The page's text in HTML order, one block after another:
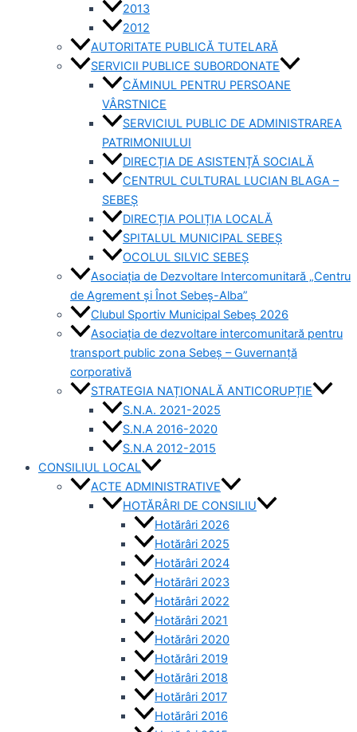
2013
2012
AUTORITATE PUBLICĂ TUTELARĂ
SERVICII PUBLICE SUBORDONATE
CĂMINUL PENTRU PERSOANE
VÂRSTNICE
SERVICIUL PUBLIC DE ADMINISTRAREA
PATRIMONIULUI
DIRECȚIA DE ASISTENȚĂ SOCIALĂ
CENTRUL CULTURAL LUCIAN BLAGA –
SEBEȘ
DIRECȚIA POLIȚIA LOCALĂ
SPITALUL MUNICIPAL SEBEȘ
OCOLUL SILVIC SEBEȘ
Asociația de Dezvoltare Intercomunitară „Centru
de Agrement și Înot Sebeș-Alba”
Clubul Sportiv Municipal Sebeș 2026
Asociația de dezvoltare intercomunitară pentru
transport public zona Sebeș – Guvernanță
corporativă
STRATEGIA NAȚIONALĂ ANTICORUPȚIE
S.N.A. 2021-2025
S.N.A 2016-2020
S.N.A 2012-2015
CONSILIUL LOCAL
ACTE ADMINISTRATIVE
HOTĂRÂRI DE CONSILIU
Hotărâri 2026
Hotărâri 2025
Hotărâri 2024
Hotărâri 2023
Hotărâri 2022
Hotărâri 2021
Hotărâri 2020
Hotărâri 2019
Hotărâri 2018
Hotărâri 2017
Hotărâri 2016